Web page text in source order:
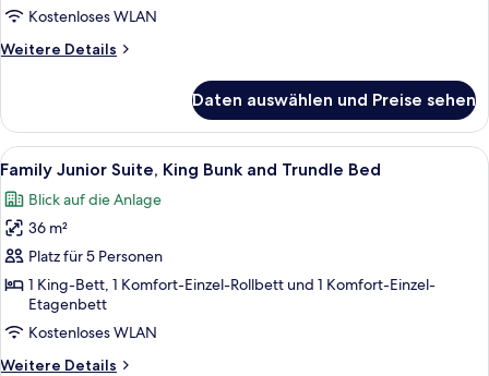
anzeigen
Kostenloses WLAN
Weitere Details
Weitere
Suite
King
Accessible
Daten auswählen und Preise sehen
Alle
Fotos
für
Family
Junior
Suite,
King
Bunk
and
Ein Hotelzimmer mit einem großen
4
Family Junior Suite, King Bunk and Trundle Bed
Blick auf die Anlage
36 m²
Platz für 5 Personen
1 King-Bett, 1 Komfort-Einzel-Rollbett und 1 Komfort-Einzel-
Etagenbett
Kostenloses WLAN
Weitere Details
Weitere